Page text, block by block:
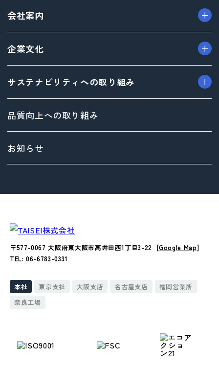
> プロダクト事業
> デザイン事業
> マテリアル事業
> ブランド事業
会社案内
> フィロソフィ
> 企業概要
> 沿革
> 方針
> 拠点情報
企業文化
> 社内イベント・研修・福利厚生
サステナビリティへの取り組み
サステナビリティ基本方針
Environment（環境）への取り組み
Social（社会）への取り組み
品質向上への取り組み
お知らせ
〒577-0067 大阪府東大阪市高井田西1丁目3-22 [Google Map]
TEL: 06-6783-0331
本社 東京支社 大阪支店 名古屋支店
福岡営業所
奈良工場